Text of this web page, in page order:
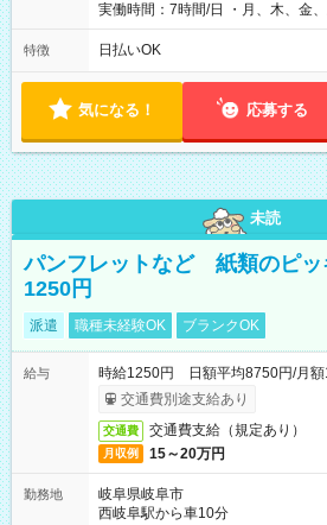
実働時間：7時間/日 ・月、木、金
は固定休です／夏季、年末年始等
フト！ 残業ほぼナシ（0～5h/月）
特徴 日払いOK
気になる！ 応募する
未読
パンフレットなど 紙類のピッ
1250円
派遣 職種未経験OK ブランクOK
給与
時給1250円 日額平均8750円/月額
交通費別途支給あり
交通費 交通費支給（規定あり）
月収例 15～20万円
勤務地
岐阜県岐阜市
西岐阜駅から車10分